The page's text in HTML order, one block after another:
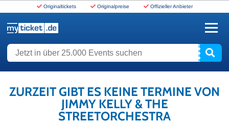
Originaltickets Originalpreise Offizieller Anbieter
Jetzt in über 25.000 Events suchen
ZURZEIT GIBT ES KEINE TERMINE VON
JIMMY KELLY & THE
STREETORCHESTRA